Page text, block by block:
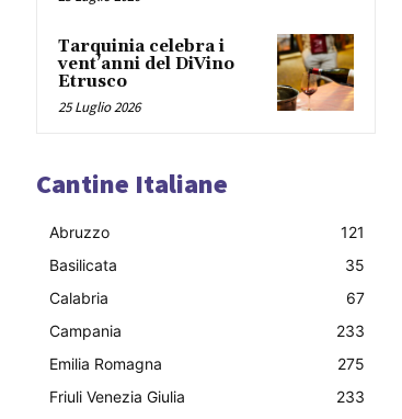
Tarquinia celebra i
vent’anni del DiVino
Etrusco
25 Luglio 2026
Cantine Italiane
Abruzzo
121
Basilicata
35
Calabria
67
Campania
233
Emilia Romagna
275
Friuli Venezia Giulia
233